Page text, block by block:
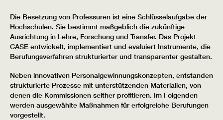
Die Besetzung von Professuren ist eine Schlüsselaufgabe der
Hochschulen. Sie bestimmt maßgeblich die zukünftige
Ausrichtung in Lehre, Forschung und Transfer. Das Projekt
CASE entwickelt, implementiert und evaluiert Instrumente, die
Berufungsverfahren strukturierter und transparenter gestalten.
Neben innovativen Personalgewinnungskonzepten, entstanden
strukturierte Prozesse mit unterstützenden Materialien, von
denen die Kommissionen seither profitieren. Im Folgenden
werden ausgewählte Maßnahmen für erfolgreiche Berufungen
vorgestellt.